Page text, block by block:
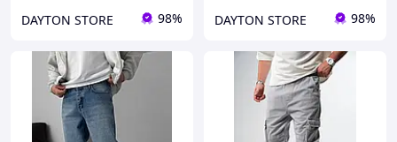
DAYTON STORE 98% DAYTON STORE 98%